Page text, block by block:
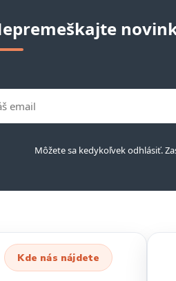
Môžete sa kedykoľvek odhlásiť.
Kde nás nájdete